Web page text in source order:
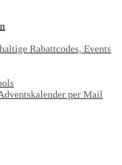
Rabattcodes, Events
per Mail